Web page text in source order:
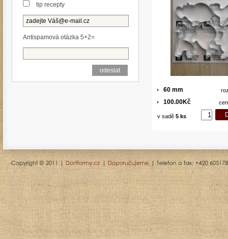
60 mm
100.00Kč
v sadě 5 ks
tip recepty
Antispamová otázka 5+2=